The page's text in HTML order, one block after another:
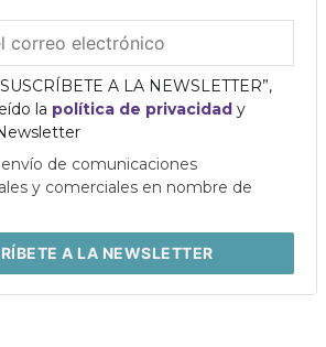
A LA NEWSLETTER”,
la política de privacidad y
de comunicaciones
y comerciales en nombre de
A LA NEWSLETTER